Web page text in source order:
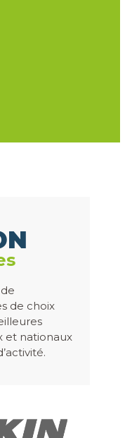
de choix
et nationaux